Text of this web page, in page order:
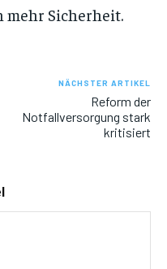
Sicherheit.
NÄCHSTER ARTIKEL
Reform der
Notfallversorgung stark
kritisiert